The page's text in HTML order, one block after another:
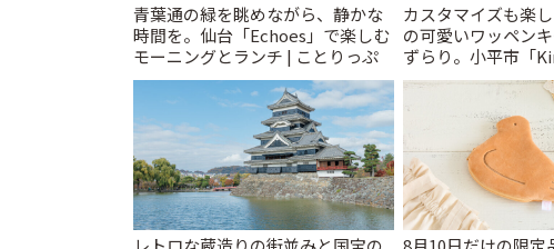
青葉通の緑を眺めながら、静かな
時間を。仙台「Echoes」で楽しむ
モーニングとランチ | ことりっぷ
カスタマイズも楽
の可愛いワッペン
ずらり。小平市「
T&K」 | ことりっぷ